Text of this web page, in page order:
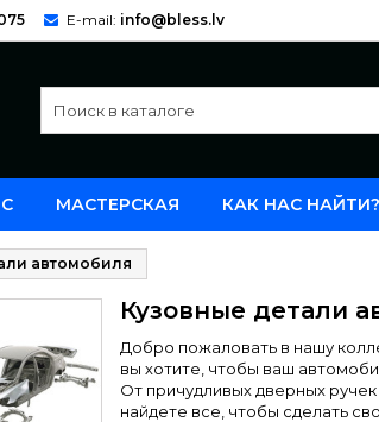
E-mail: info@bless.lv
МАСТЕРСКАЯ КАК НАС НАЙТИ?
автомобиля
Кузовные детали
Добро пожаловать в нашу
вы хотите, чтобы ваш
От причудливых дверных
найдете все, чтобы сделать